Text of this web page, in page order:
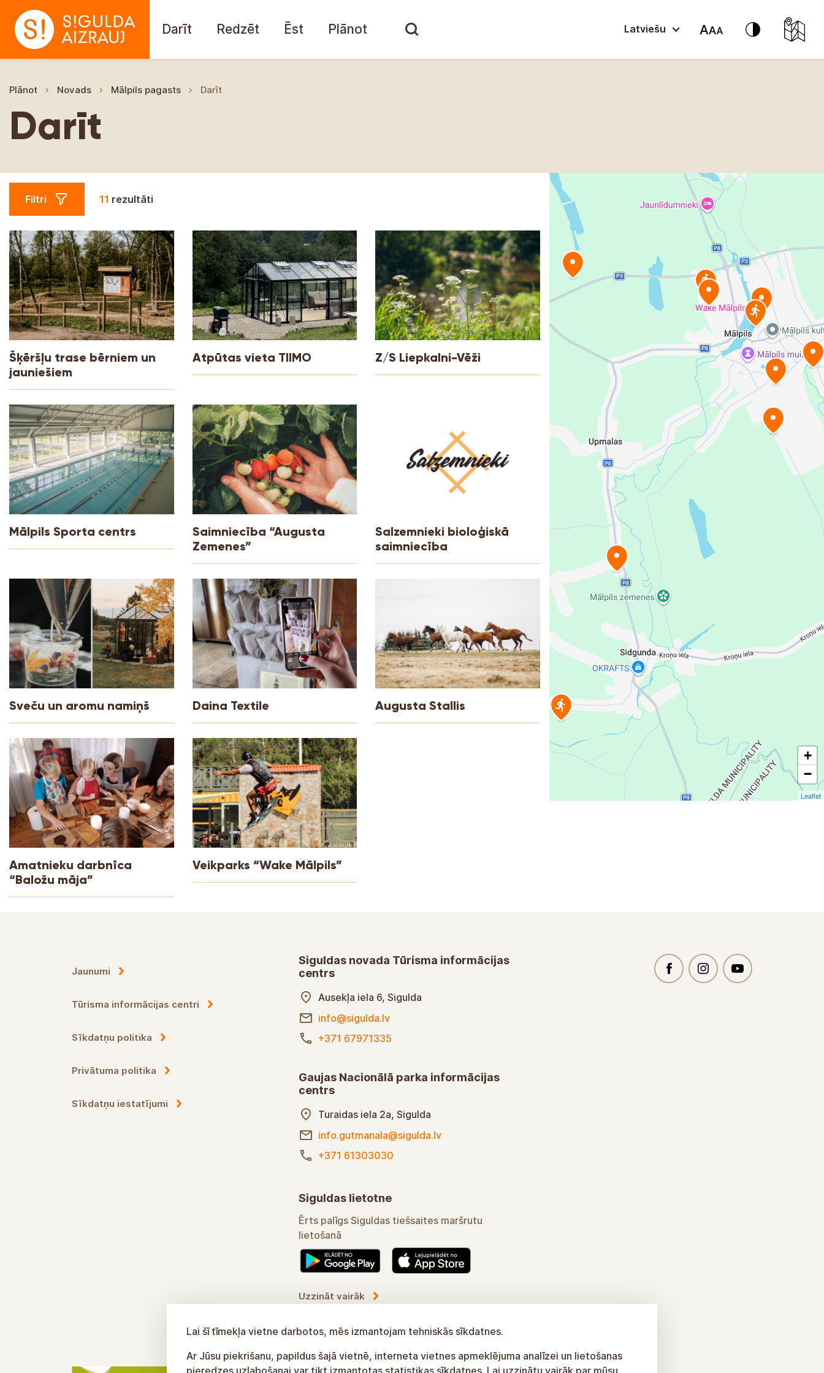
Darīt Redzēt Ēst Plānot Latviešu
Plānot Novads Mālpils pagasts Darīt
Darīt
Filtri 11 rezultāti
Šķēršļu trase bērniem un
jauniešiem
Atpūtas vieta TIIMO Z/S Liepkalni-Vēži
Mālpils Sporta centrs
Saimniecība “Augusta
Zemenes”
Salzemnieki bioloģiskā
saimniecība
Sveču un aromu namiņš Daina Textile Augusta Stallis
Amatnieku darbnīca
“Baložu māja”
Veikparks “Wake Mālpils”
+
−
Leaflet
Jaunumi
Tūrisma informācijas centri
Sīkdatņu politika
Privātuma politika
Sīkdatņu iestatījumi
Siguldas novada Tūrisma informācijas
centrs
Ausekļa iela 6, Sigulda
info@sigulda.lv
+371 67971335
Gaujas Nacionālā parka informācijas
centrs
Turaidas iela 2a, Sigulda
info.gutmanala@sigulda.lv
+371 61303030
Siguldas lietotne
Ērts palīgs Siguldas tiešsaites maršrutu
lietošanā
Uzzināt vairāk
Lai šī tīmekļa vietne darbotos, mēs izmantojam tehniskās sīkdatnes.
Ar Jūsu piekrišanu, papildus šajā vietnē, interneta vietnes apmeklējuma analīzei un lietošanas
pieredzes uzlabošanai var tikt izmantotas statistikas sīkdatnes. Lai uzzinātu vairāk par mūsu